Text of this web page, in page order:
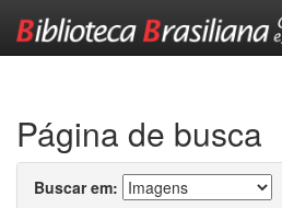
Página de busca
Buscar em: